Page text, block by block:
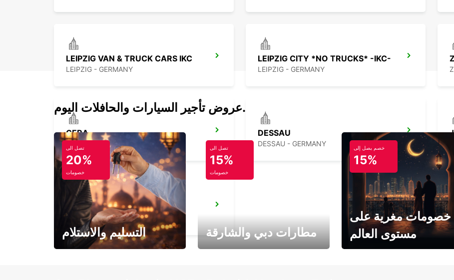
LEIPZIG VAN & TRUCK CARS IKC
LEIPZIG - GERMANY
LEIPZIG CITY *NO TRUCKS* -IKC-
LEIPZIG - GERMANY
GERA
GERA - GERMANY
DESSAU
DESSAU - GERMANY
ERFURT
ERFURT - GERMANY
عروض تأجير السيارات والحافلات اليوم.
تصل الى
20%
خصومات
التسليم والاستلام
تصل الى
15%
خصومات
مطارات دبي والشارقة
خصم يصل إلى
15%
خصومات مغرية على
مستوى العالم